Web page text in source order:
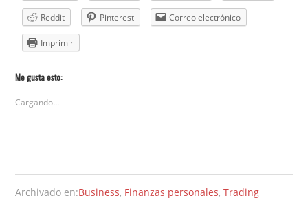
Reddit Pinterest Correo electrónico
Imprimir
Me gusta esto:
Cargando...
Archivado en:Business, Finanzas personales,Trading